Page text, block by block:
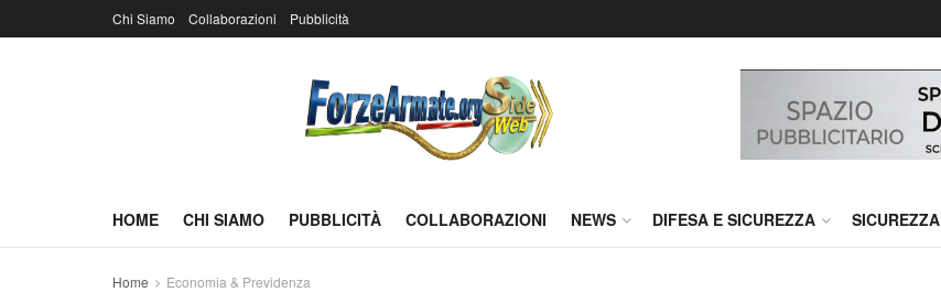
Chi Siamo Collaborazioni Pubblicità
HOME CHI SIAMO PUBBLICITÀ COLLABORAZIONI NEWS DIFESA E SICUREZZA SICUREZZA
Home Economia & Previdenza